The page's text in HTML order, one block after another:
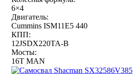
6×4
Двигатель:
Cummins ISM11E5 440
КПП:
12JSDX220TA-B
Мосты:
16T MAN